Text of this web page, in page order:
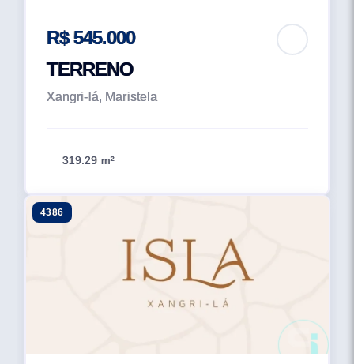
R$ 545.000
TERRENO
Xangri-lá, Maristela
319.29 m²
4386